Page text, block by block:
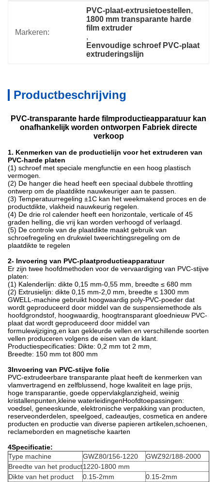
Markeren:
PVC-plaat-extrusietoestellen,
1800 mm transparante harde
film extruder
,
Eenvoudige schroef PVC-plaat
extruderingslijn
Productbeschrijving
PVC-transparante harde filmproductieapparatuur kan
onafhankelijk worden ontworpen Fabriek directe
verkoop
1. Kenmerken van de productielijn voor het extruderen van
PVC-harde platen
(1) schroef met speciale mengfunctie en een hoog plastisch
vermogen.
(2) De hanger die head heeft een speciaal dubbele throttling
ontwerp om de plaatdikte nauwkeuriger aan te passen.
(3) Temperatuurregeling ±1C kan het weekmakend proces en de
productdikte, vlakheid nauwkeurig regelen.
(4) De drie rol calender heeft een horizontale, verticale of 45
graden helling, die vrij kan worden verhoogd of verlaagd.
(5) De controle van de plaatdikte maakt gebruik van
schroefregeling en drukwiel tweerichtingsregeling om de
plaatdikte te regelen
2- Invoering van PVC-plaatproductieapparatuur
Er zijn twee hoofdmethoden voor de vervaardiging van PVC-stijve
platen:
(1) Kalenderlijn: dikte 0,15 mm-0,55 mm, breedte ≤ 680 mm
(2) Extrusielijn: dikte 0,15 mm-2,0 mm, breedte ≤ 1300 mm
GWELL-machine gebruikt hoogwaardig poly-PVC-poeder dat
wordt geproduceerd door middel van de suspensiemethode als
hoofdgrondstof, hoogwaardig, hoogtransparant gloednieuw PVC-
plaat dat wordt geproduceerd door middel van
formulewijziging,en kan gekleurde vellen en verschillende soorten
vellen produceren volgens de eisen van de klant.
Productiespecificaties: Dikte: 0,2 mm tot 2 mm,
Breedte: 150 mm tot 800 mm
3Invoering van PVC-stijve folie
PVC-extrudeerbare transparante plaat heeft de kenmerken van
vlamvertragend en zelfblussend, hoge kwaliteit en lage prijs,
hoge transparantie, goede oppervlakglanzigheid, weinig
kristallenpunten,kleine waterleidingenHoofdtoepassingen:
voedsel, geneeskunde, elektronische verpakking van producten,
reserveonderdelen, speelgoed, cadeautjes, cosmetica en andere
producten en productie van diverse papieren artikelen,schoenen,
reclameborden en magnetische kaarten
4Specificatie:
Type machine
GWZ80/156-1220
GWZ92/188-2000
Breedte van het product1220-1800 mm
Dikte van het product
0.15-2mm
0.15-2mm